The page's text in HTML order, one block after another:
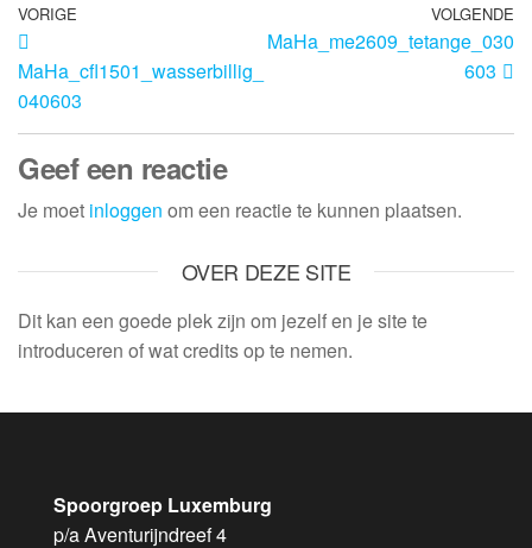
VORIGE
MaHa_cfl1501_wasserbillig_
040603
VOLGENDE
MaHa_me2609_tetange_030
603
Geef een reactie
Je moet inloggen om een reactie te kunnen plaatsen.
OVER DEZE SITE
Dit kan een goede plek zijn om jezelf en je site te
introduceren of wat credits op te nemen.
Spoorgroep Luxemburg
p/a Aventurijndreef 4